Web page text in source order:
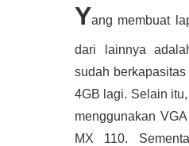
Yang membuat
dari lainnya
sudah
4GB lagi. Selain
menggunakan
MX 110.